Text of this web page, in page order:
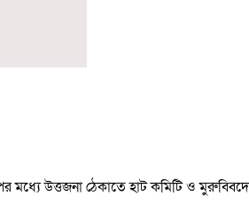
মধ্যে উত্তজনা ঠেকাতে হাট কমিটি ও